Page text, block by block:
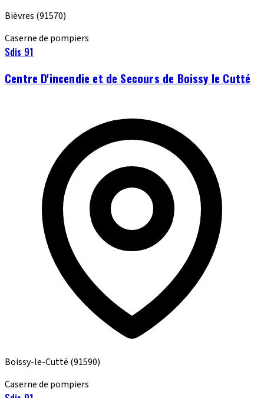
Bièvres (91570)
Caserne de pompiers
Sdis 91
Centre D'incendie et de Secours de Boissy le Cutté
Boissy-le-Cutté (91590)
Caserne de pompiers